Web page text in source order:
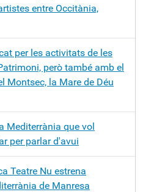
entre Occitània,
per les activitats de les
però també amb el
Montsec, la Mare de Déu
Mediterrània que vol
per parlar d'avui
Teatre Nu estrena
de Manresa